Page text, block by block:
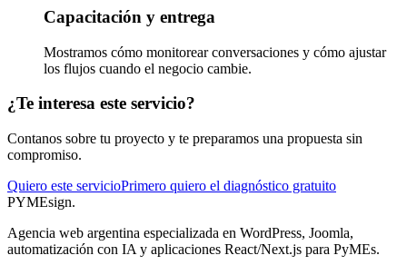
Capacitación y entrega
Mostramos cómo monitorear conversaciones y cómo ajustar
los flujos cuando el negocio cambie.
¿Te interesa este servicio?
Contanos sobre tu proyecto y te preparamos una propuesta sin
compromiso.
Quiero este servicioPrimero quiero el diagnóstico gratuito
PYMEsign.
Agencia web argentina especializada en WordPress, Joomla,
automatización con IA y aplicaciones React/Next.js para PyMEs.